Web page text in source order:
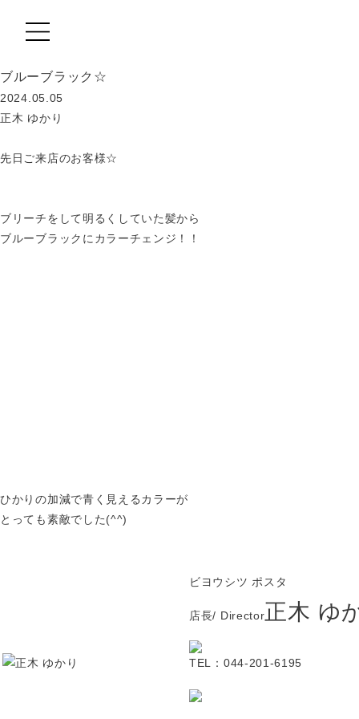
MOVIE
PRODUCT
TREND STYLE
RECRUIT
ブルーブラック☆
2024.05.05
正木 ゆかり
先日ご来店のお客様☆
ブリーチをして明るくしていた髪から
ブルーブラックにカラーチェンジ！！
ひかりの加減で青く見えるカラーが
とっても素敵でした(^^)
ビヨウシツ ポスタ
店長/ Director正木 ゆ
TEL：044-201-6195